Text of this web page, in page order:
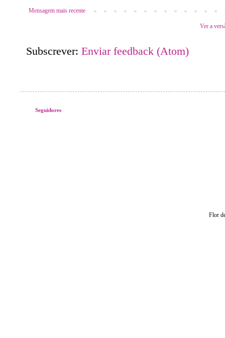
Mensagem mais recente
Ver a
Subscrever: Enviar feedback (Atom)
Seguidores
Flor